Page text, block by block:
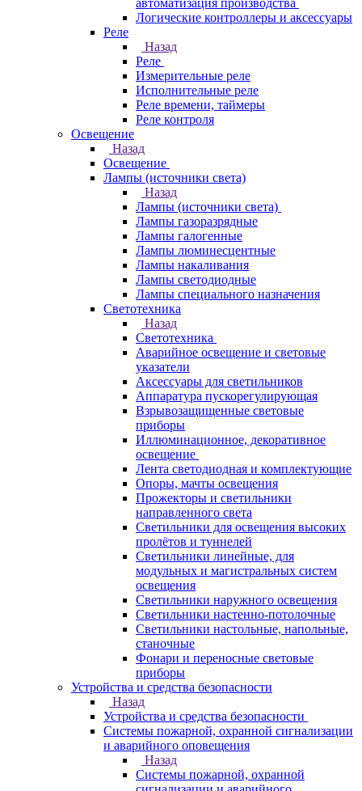
автоматизация производства
Логические контроллеры и аксессуары
Реле
Назад
Реле
Измерительные реле
Исполнительные реле
Реле времени, таймеры
Реле контроля
Освещение
Назад
Освещение
Лампы (источники света)
Назад
Лампы (источники света)
Лампы газоразрядные
Лампы галогенные
Лампы люминесцентные
Лампы накаливания
Лампы светодиодные
Лампы специального назначения
Светотехника
Назад
Светотехника
Аварийное освещение и световые
указатели
Аксессуары для светильников
Аппаратура пускорегулирующая
Взрывозащищенные световые
приборы
Иллюминационное, декоративное
освещение
Лента светодиодная и комплектующие
Опоры, мачты освещения
Прожекторы и светильники
направленного света
Светильники для освещения высоких
пролётов и туннелей
Светильники линейные, для
модульных и магистральных систем
освещения
Светильники наружного освещения
Светильники настенно-потолочные
Светильники настольные, напольные,
станочные
Фонари и переносные световые
приборы
Устройства и средства безопасности
Назад
Устройства и средства безопасности
Системы пожарной, охранной сигнализации
и аварийного оповещения
Назад
Системы пожарной, охранной